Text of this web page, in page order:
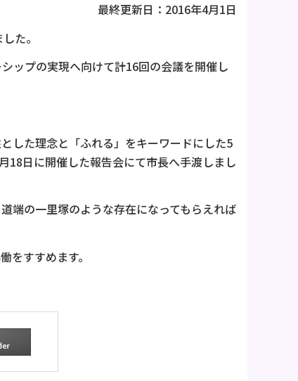
最終更新日：2016年4月1日
た。
ップの実現へ向けて計16回の会議を開催し
した理念と「ふれる」をキーワードにした5
18日に開催した報告会にて市長へ手渡しまし
端の一里塚のような存在になってもらえれば
をすすめます。